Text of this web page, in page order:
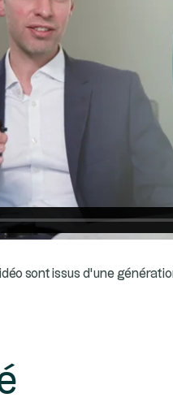
sont issus d’une